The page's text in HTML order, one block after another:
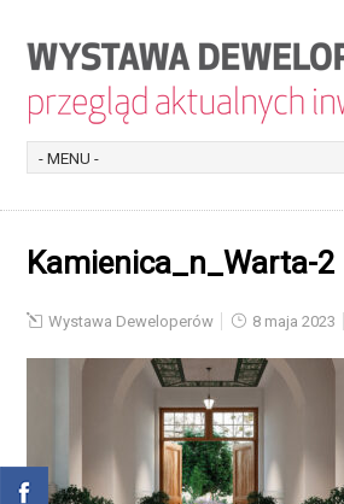
Kamienica_n_Warta-2
Wystawa Deweloperów 8 maja 2023